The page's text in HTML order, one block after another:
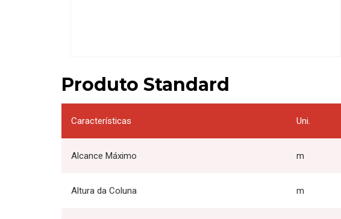
Produto Standard
Características Uni.
Alcance Máximo m
Altura da Coluna m